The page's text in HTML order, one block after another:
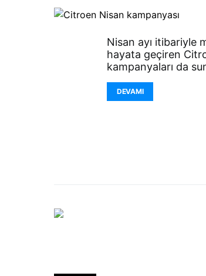
Nisan ayı itibariyle
hayata geçiren
kampanyaları da
DEVAMI